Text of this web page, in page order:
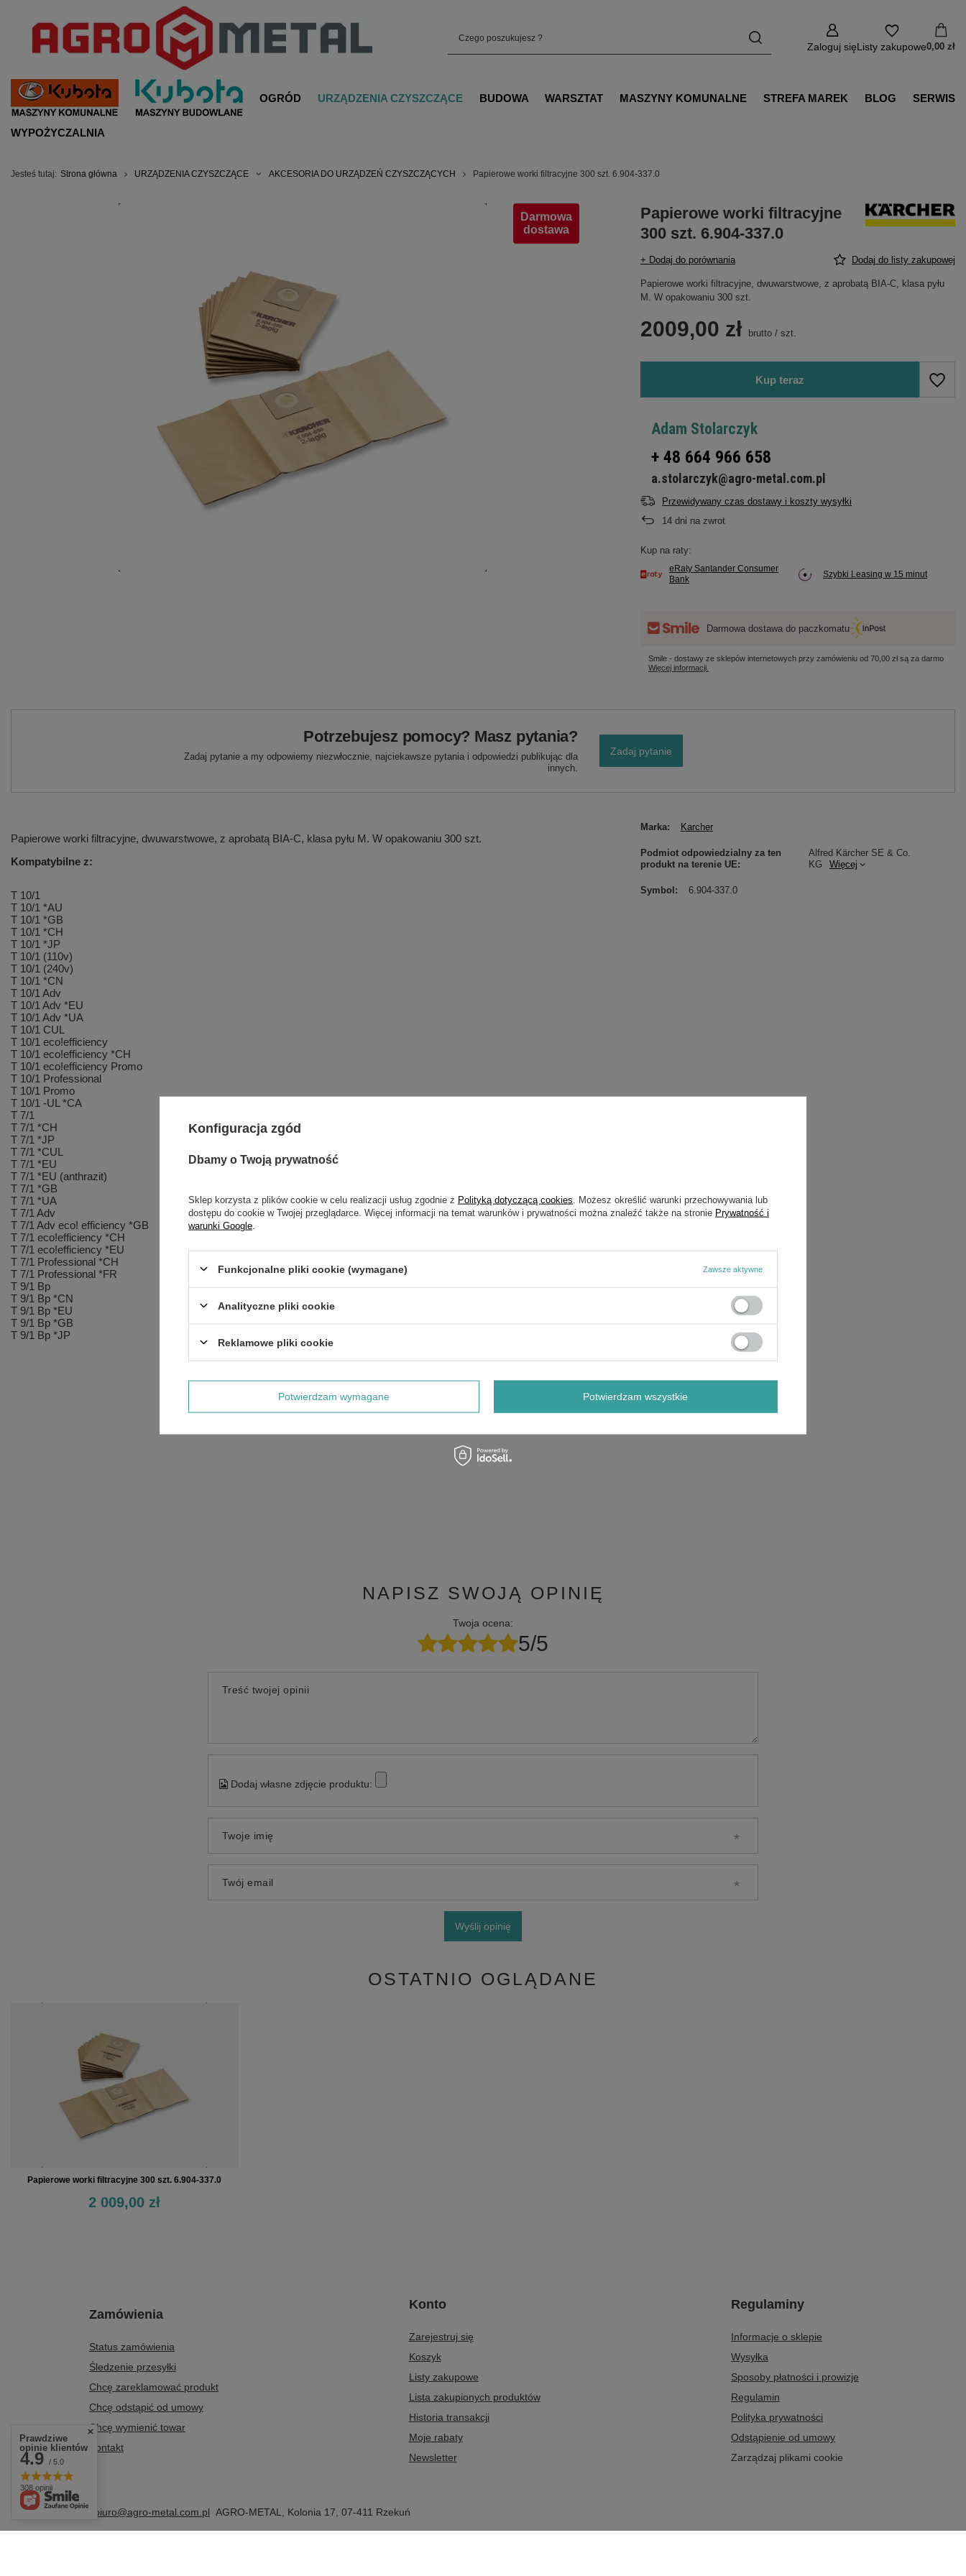
Zaloguj sięListy zakupowe0,00 zł
OGRÓD URZĄDZENIA CZYSZCZĄCE BUDOWA WARSZTAT MASZYNY KOMUNALNE STREFA MAREK BLOG SERWIS
WYPOŻYCZALNIA
Jesteś tutaj: Strona główna URZĄDZENIA CZYSZCZĄCE AKCESORIA DO URZĄDZEŃ CZYSZCZĄCYCH Papierowe worki filtracyjne 300 szt. 6.904-337.0
Darmowa
dostawa
Papierowe worki filtracyjne
300 szt. 6.904-337.0
+ Dodaj do porównania Dodaj do listy zakupowej
Papierowe worki filtracyjne, dwuwarstwowe, z aprobatą BIA-C, klasa pyłu
M. W opakowaniu 300 szt.
2009,00 zł brutto /szt.
Kup teraz
Adam Stolarczyk
+ 48 664 966 658
a.stolarczyk@agro-metal.com.pl
Przewidywany czas dostawy i koszty wysyłki
14 dni na zwrot
Kup na raty:
eRaty Santander Consumer
Bank
Szybki Leasing w 15 minut
Darmowa dostawa do paczkomatu
Smile - dostawy ze sklepów internetowych przy zamówieniu od70,00 złsą za darmo
Więcej informacji.
Potrzebujesz pomocy? Masz pytania?
Zadaj pytanie a my odpowiemy niezwłocznie, najciekawsze pytania i odpowiedzi publikując dla
innych.
Zadaj pytanie
Papierowe worki filtracyjne, dwuwarstwowe, z aprobatą BIA-C, klasa pyłu M. W opakowaniu 300 szt.
Kompatybilne z:
T 10/1
T 10/1 *AU
T 10/1 *GB
T 10/1 *CH
T 10/1 *JP
T 10/1 (110v)
T 10/1 (240v)
T 10/1 *CN
T 10/1 Adv
T 10/1 Adv *EU
T 10/1 Adv *UA
T 10/1 CUL
T 10/1 eco!efficiency
T 10/1 eco!efficiency *CH
T 10/1 eco!efficiency Promo
T 10/1 Professional
T 10/1 Promo
T 10/1 -UL *CA
T 7/1
T 7/1 *CH
T 7/1 *JP
T 7/1 *CUL
T 7/1 *EU
T 7/1 *EU (anthrazit)
T 7/1 *GB
T 7/1 *UA
T 7/1 Adv
T 7/1 Adv eco! efficiency *GB
T 7/1 eco!efficiency *CH
T 7/1 eco!efficiency *EU
T 7/1 Professional *CH
T 7/1 Professional *FR
T 9/1 Bp
T 9/1 Bp *CN
T 9/1 Bp *EU
T 9/1 Bp *GB
T 9/1 Bp *JP
Marka Karcher
Podmiot odpowiedzialny za ten
produkt na terenie UE
Alfred Kärcher SE & Co.
KG
Więcej
Symbol 6.904-337.0
NAPISZ SWOJĄ OPINIĘ
Twoja ocena:
5/5
Treść twojej opinii
Dodaj własne zdjęcie produktu:
Twoje imię
Twój email
Wyślij opinię
OSTATNIO OGLĄDANE
Papierowe worki filtracyjne 300 szt. 6.904-337.0
2 009,00 zł
Zamówienia
Status zamówienia
Śledzenie przesyłki
Chcę zareklamować produkt
Chcę odstąpić od umowy
Chcę wymienić towar
Kontakt
Konto
Zarejestruj się
Koszyk
Listy zakupowe
Lista zakupionych produktów
Historia transakcji
Moje rabaty
Newsletter
Regulaminy
Informacje o sklepie
Wysyłka
Sposoby płatności i prowizje
Regulamin
Polityka prywatności
Odstąpienie od umowy
Zarządzaj plikami cookie
+48 604 284 876 biuro@agro-metal.com.pl AGRO-METAL Kolonia 17 07-411 Rzekuń
Prawdziwe
opinie klientów
4.9 / 5.0
308 opinii
Konfiguracja zgód
Dbamy o Twoją prywatność
Sklep korzysta z plików cookie w celu realizacji usług zgodnie z Polityką dotyczącą cookies . Możesz określić warunki przechowywania lub
dostępu do cookie w Twojej przeglądarce. Więcej informacji na temat warunków i prywatności można znaleźć także na stronie Prywatność i
warunki Google
Funkcjonalne pliki cookie (wymagane) Zawsze aktywne
Analityczne pliki cookie
Reklamowe pliki cookie
Potwierdzam wymagane Potwierdzam wszystkie